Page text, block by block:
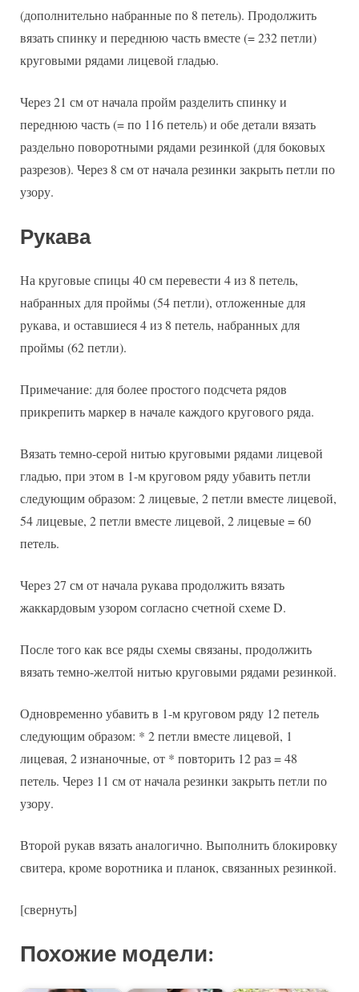
(дополнительно набранные по 8 петель). Продолжить
вязать спинку и переднюю часть вместе (= 232 петли)
круговыми рядами лицевой гладью.
Через 21 см от начала пройм разделить спинку и
переднюю часть (= по 116 петель) и обе детали вязать
раздельно поворотными рядами резинкой (для боковых
разрезов). Через 8 см от начала резинки закрыть петли по
узору.
Рукава
На круговые спицы 40 см перевести 4 из 8 петель,
набранных для проймы (54 петли), отложенные для
рукава, и оставшиеся 4 из 8 петель, набранных для
проймы (62 петли).
Примечание: для более простого подсчета рядов
прикрепить маркер в начале каждого кругового ряда.
Вязать темно-серой нитью круговыми рядами лицевой
гладью, при этом в 1-м круговом ряду убавить петли
следующим образом: 2 лицевые, 2 петли вместе лицевой,
54 лицевые, 2 петли вместе лицевой, 2 лицевые = 60
петель.
Через 27 см от начала рукава продолжить вязать
жаккардовым узором согласно счетной схеме D.
После того как все ряды схемы связаны, продолжить
вязать темно-желтой нитью круговыми рядами резинкой.
Одновременно убавить в 1-м круговом ряду 12 петель
следующим образом: * 2 петли вместе лицевой, 1
лицевая, 2 изнаночные, от * повторить 12 раз = 48
петель. Через 11 см от начала резинки закрыть петли по
узору.
Второй рукав вязать аналогично. Выполнить блокировку
свитера, кроме воротника и планок, связанных резинкой.
[свернуть]
Похожие модели: